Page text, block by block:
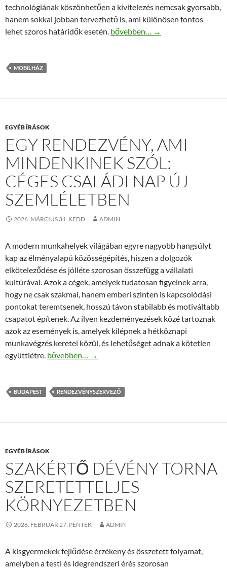
technológiának köszönhetően a kivitelezés nemcsak gyorsabb,
hanem sokkal jobban tervezhető is, ami különösen fontos
lehet szoros határidők esetén. Gyors otthonteremtés: mit tud
bővebben… →
MOBILHÁZ
EGYÉB ÍRÁSOK
EGY RENDEZVÉNY, AMI
MINDENKINEK SZÓL:
CÉGES CSALÁDI NAP ÚJ
SZEMLÉLETBEN
2026. MÁRCIUS 31. KEDD ADMIN
A modern munkahelyek világában egyre nagyobb hangsúlyt
kap az élményalapú közösségépítés, hiszen a dolgozók
elköteleződése és jólléte szorosan összefügg a vállalati
kultúrával. Azok a cégek, amelyek tudatosan figyelnek arra,
hogy ne csak szakmai, hanem emberi szinten is kapcsolódási
pontokat teremtsenek, hosszú távon stabilabb és motiváltabb
csapatot építenek. Az ilyen kezdeményezések közé tartoznak
azok az események is, amelyek kilépnek a hétköznapi
munkavégzés keretei közül, és lehetőséget adnak a kötetlen
együttlétre. Egy rendezvény, ami mindenkinek szól: céges
bővebben… →
BUDAPEST RENDEZVÉNYSZERVEZŐ
EGYÉB ÍRÁSOK
SZAKÉRTŐ DÉVÉNY TORNA
SZERETETTELJES
KÖRNYEZETBEN
2026. FEBRUÁR 27. PÉNTEK ADMIN
A kisgyermekek fejlődése érzékeny és összetett folyamat,
amelyben a testi és idegrendszeri érés szorosan